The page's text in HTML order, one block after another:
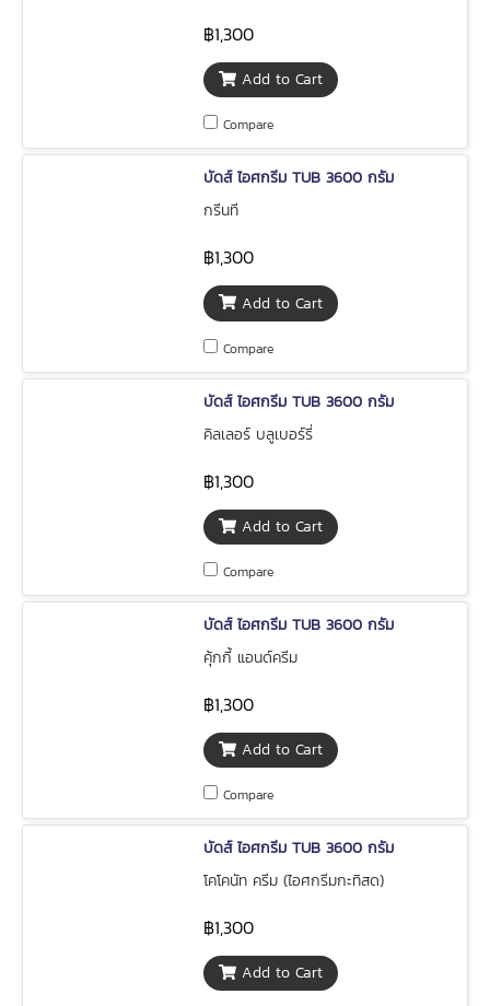
฿1,300
Add to Cart
Compare
บัดส์ ไอศกรีม TUB 3600 กรัม
กรีนที
฿1,300
Add to Cart
Compare
บัดส์ ไอศกรีม TUB 3600 กรัม
คิลเลอร์ บลูเบอร์รี่
฿1,300
Add to Cart
Compare
บัดส์ ไอศกรีม TUB 3600 กรัม
คุ้กกี้ แอนด์ครีม
฿1,300
Add to Cart
Compare
บัดส์ ไอศกรีม TUB 3600 กรัม
โคโคนัท ครีม (ไอศกรีมกะทิสด)
฿1,300
Add to Cart